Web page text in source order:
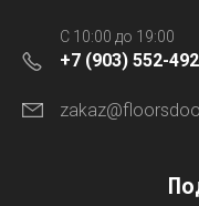
C 10:00 до 19:00
+7 (903) 552-